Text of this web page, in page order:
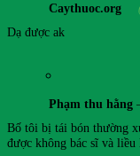
Caythuoc.org
Dạ được ak
Phạm thu hằng
Bố tôi bị tái bón thường
được không bác sĩ và